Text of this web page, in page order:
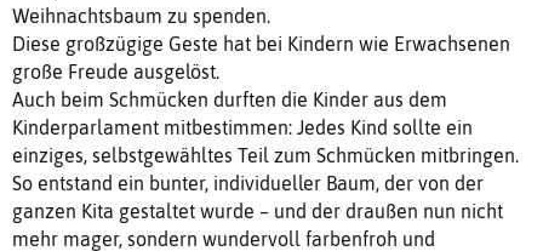
Weihnachtsbaum zu spenden.
Diese großzügige Geste hat bei Kindern wie Erwachsenen
große Freude ausgelöst.
Auch beim Schmücken durften die Kinder aus dem
Kinderparlament mitbestimmen: Jedes Kind sollte ein
einziges, selbstgewähltes Teil zum Schmücken mitbringen.
So entstand ein bunter, individueller Baum, der von der
ganzen Kita gestaltet wurde – und der draußen nun nicht
mehr mager, sondern wundervoll farbenfroh und